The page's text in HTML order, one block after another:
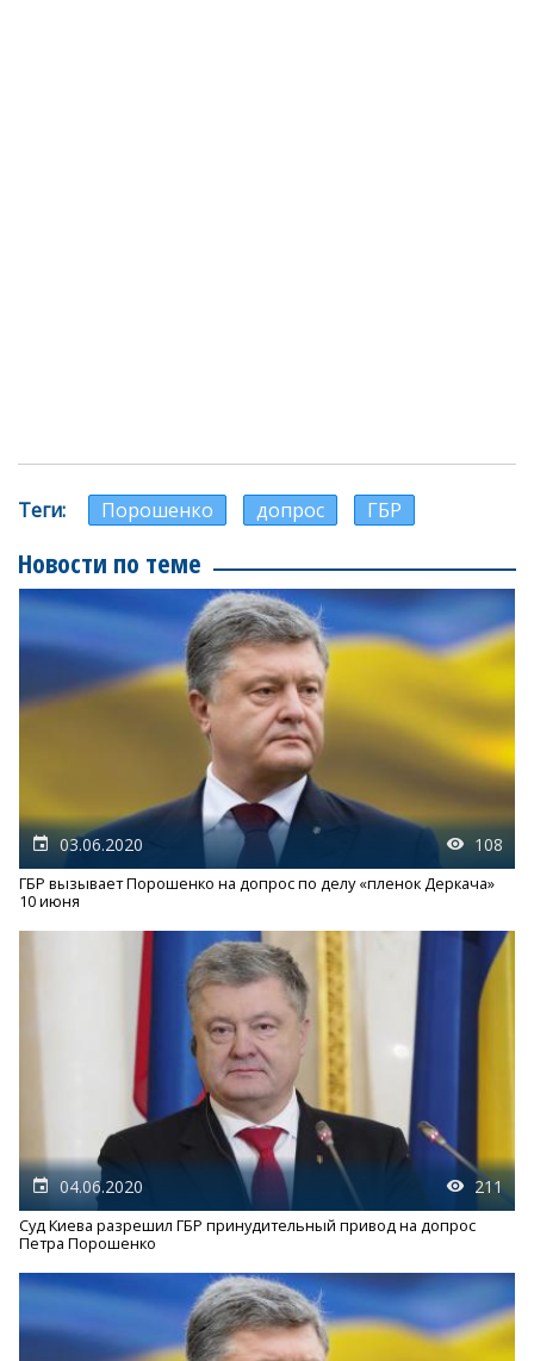
Теги Порошенко допрос ГБР
Новости по теме
03.06.2020 108
ГБР вызывает Порошенко на допрос по делу «пленок Деркача»
10 июня
04.06.2020 211
Суд Киева разрешил ГБР принудительный привод на допрос
Петра Порошенко